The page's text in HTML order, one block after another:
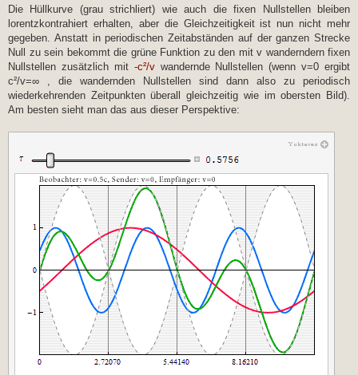
Die Hüllkurve (grau strichliert) wie auch die fixen Nullstellen bleiben
lorentzkontrahiert erhalten, aber die Gleichzeitigkeit ist nun nicht mehr
gegeben. Anstatt in periodischen Zeitabständen auf der ganzen Strecke
Null zu sein bekommt die grüne Funktion zu den mit v wanderndern fixen
Nullstellen zusätzlich mit -c²/vwandernde Nullstellen (wenn v=0 ergibt
c²/v=∞ , die wandernden Nullstellen sind dann also zu periodisch
wiederkehrenden Zeitpunkten überall gleichzeitig wie im obersten Bild).
Am besten sieht man das aus dieser Perspektive: